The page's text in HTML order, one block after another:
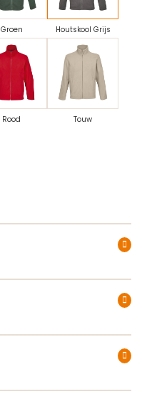
Groen Houtskool Grijs
Rood Touw